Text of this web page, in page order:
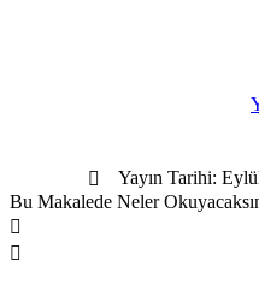
Yayın Tarihi:
Bu Makalede Neler